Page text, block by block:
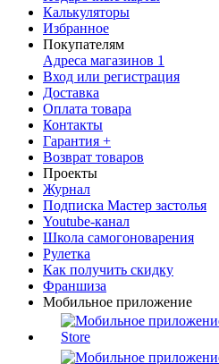
Калькуляторы
Избранное
Покупателям
Адреса магазинов 1
Вход или регистрация
Доставка
Оплата товара
Контакты
Гарантия +
Возврат товаров
Проекты
Журнал
Подписка Мастер застолья
Youtube-канал
Школа самогоноварения
Рулетка
Как получить скидку
Франшиза
Мобильное приложение